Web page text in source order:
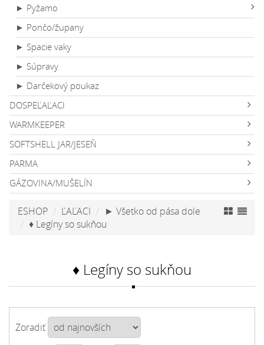
► Pyžamo
► Pončo/župany
► Spacie vaky
► Súpravy
► Darčekový poukaz
DOSPEĽAĽACI
WARMKEEPER
SOFTSHELL JAR/JESEŇ
PARMA
GÁZOVINA/MUŠELÍN
ESHOP ĽAĽACI
► Všetko od pása dole
♦ Legíny so sukňou
♦ Legíny so sukňou
Zoradiť